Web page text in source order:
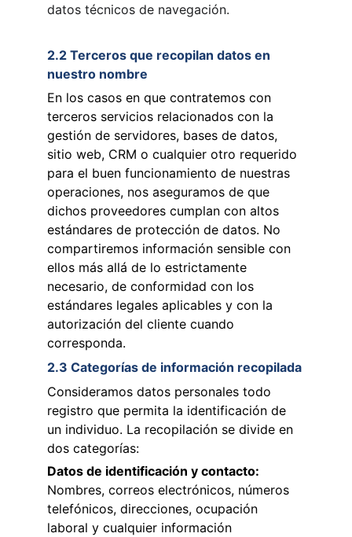
datos técnicos de navegación.
2.2 Terceros que recopilan datos en
nuestro nombre
En los casos en que contratemos con
terceros servicios relacionados con la
gestión de servidores, bases de datos,
sitio web, CRM o cualquier otro requerido
para el buen funcionamiento de nuestras
operaciones, nos aseguramos de que
dichos proveedores cumplan con altos
estándares de protección de datos. No
compartiremos información sensible con
ellos más allá de lo estrictamente
necesario, de conformidad con los
estándares legales aplicables y con la
autorización del cliente cuando
corresponda.
2.3 Categorías de información recopilada
Consideramos datos personales todo
registro que permita la identificación de
un individuo. La recopilación se divide en
dos categorías:
Datos de identificación y contacto:
Nombres, correos electrónicos, números
telefónicos, direcciones, ocupación
laboral y cualquier información